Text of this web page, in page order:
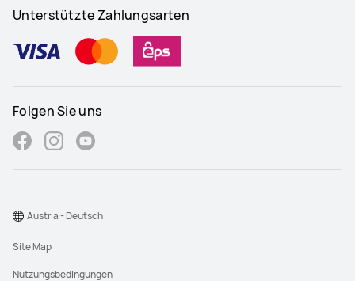
Unterstützte Zahlungsarten
Folgen Sie uns
Site Map
Nutzungsbedingungen
Austria - Deutsch